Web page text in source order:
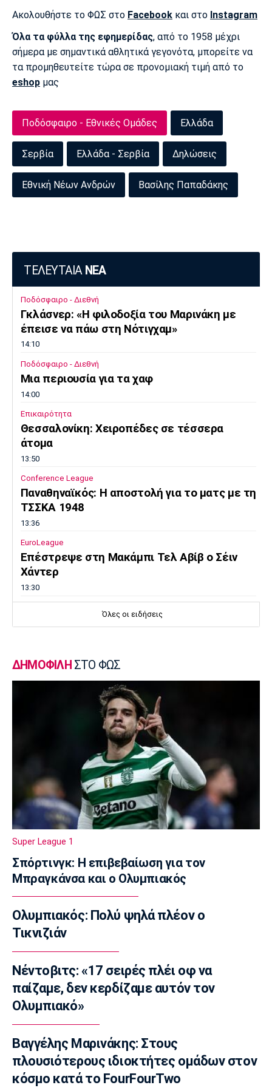
Ακολουθήστε το ΦΩΣ στο Facebook και στο Instagram
Όλα τα φύλλα της εφημερίδας, από το 1958 μέχρι
σήμερα με σημαντικά αθλητικά γεγονότα, μπορείτε να
τα προμηθευτείτε τώρα σε προνομιακή τιμή από το
eshop μας
Ποδόσφαιρο - Εθνικές Ομάδες Ελλάδα
Σερβία Ελλάδα - Σερβία Δηλώσεις
Εθνική Νέων Ανδρών Βασίλης Παπαδάκης
ΤΕΛΕΥΤΑΙΑ ΝΕΑ
Ποδόσφαιρο - Διεθνή
Γκλάσνερ: «Η φιλοδοξία του Μαρινάκη με
έπεισε να πάω στη Νότιγχαμ»
14:10
Ποδόσφαιρο - Διεθνή
Μια περιουσία για τα χαφ
14:00
Επικαιρότητα
Θεσσαλονίκη: Χειροπέδες σε τέσσερα
άτομα
13:50
Conference League
Παναθηναϊκός: Η αποστολή για το ματς με τη
ΤΣΣΚΑ 1948
13:36
EuroLeague
Επέστρεψε στη Μακάμπι Τελ Αβίβ ο Σέιν
Χάντερ
13:30
Αρτέτα για Τζόλη: «Έχω να πω πολύ καλά
Μπάσκετ Ελλάδα
Επέστρεψε στο Περιστέρι ο Γκιουζέλης
Μουρίνιο: «Είχα συμφωνήσει με τη
Γιουνάιτεντ για να διαδεχτώ τον
Φέργκιουσον»
13:00
Επικαιρότητα
Πύρινη λαίλαπα στον Κουβαρά Αττικής
12:50
Βίτορ Μπρούνο: «Μεγάλη πρόκληση για εμάς
η ρεβάνς με τον ΠΑΟΚ»
12:40
Μπάσκετ Ελλάδα
Στην Καρδίτσα ο Τζόρνταν ΜακΡέι
Super League 1
Βόλος: Σέντρα στο τουρνουά φιλανθρωπικού
χαρακτήρα
12:20
Ιραόλα: «Δεν μπορούμε να διατηρήσουμε το
επίπεδο που θέλουμε»
12:10
Όλες οι ειδήσεις
ΔΗΜΟΦΙΛΗ ΣΤΟ ΦΩΣ
Super League 1
Σπόρτινγκ: Η επιβεβαίωση για τον
Μπραγκάνσα και ο Ολυμπιακός
Ολυμπιακός: Πολύ ψηλά πλέον ο
Τικνιζιάν
Νέντοβιτς: «17 σειρές πλέι οφ να
παίζαμε, δεν κερδίζαμε αυτόν τον
Ολυμπιακό»
Βαγγέλης Μαρινάκης: Στους
πλουσιότερους ιδιοκτήτες ομάδων στον
κόσμο κατά το FourFourTwo